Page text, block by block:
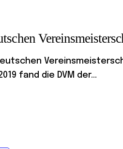
fand die DVM der...